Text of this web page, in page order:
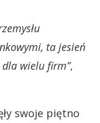
ta jesień
wielu firm”,
swoje piętno